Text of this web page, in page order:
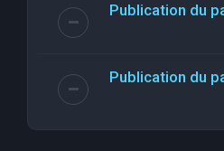
Publication du
Publication du